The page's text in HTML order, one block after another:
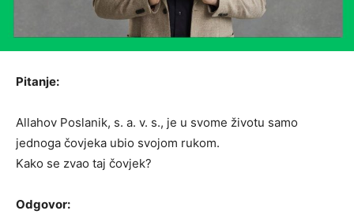
Pitanje:
Allahov Poslanik, s. a. v. s., je u svome životu samo
jednoga čovjeka ubio svojom rukom.
Kako se zvao taj čovjek?
Odgovor: